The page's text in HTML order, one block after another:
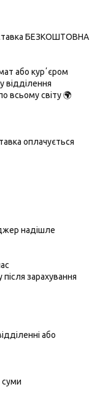
БЕЗКОШТОВНА
або курʼєром
відділення
всьому світу 🌍
оплачується
надішле
зарахування
або
суми